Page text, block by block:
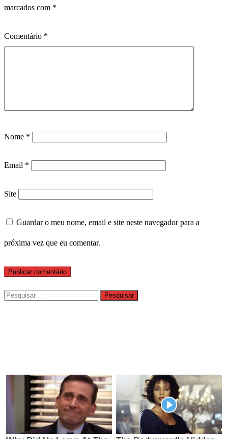
marcados com *
Comentário *
Nome *
Email *
Site
Guardar o meu nome, email e site neste navegador para a
próxima vez que eu comentar.
Pesquisar
por: